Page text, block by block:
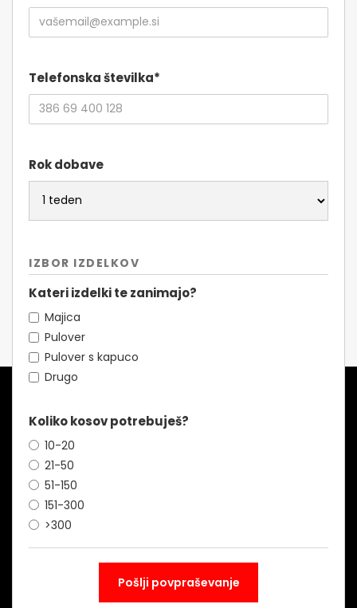
Telefonska številka*
Rok dobave
IZBOR IZDELKOV
Kateri izdelki te zanimajo?
Majica
Pulover
Pulover s kapuco
Drugo
Koliko kosov potrebuješ?
10-20
21-50
51-150
151-300
>300